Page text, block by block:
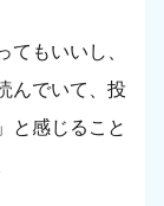
もいいし、
んでいて、投
と感じること